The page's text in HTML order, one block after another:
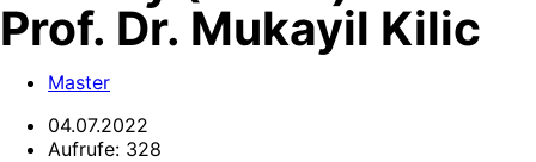
Prof. Dr. Mukayil Kilic
Master
04.07.2022
Aufrufe: 328